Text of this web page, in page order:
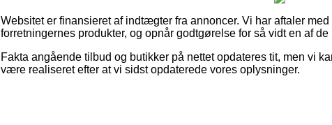
Websitet er finansieret af indtægter fra annoncer. Vi har aftaler
forretningernes produkter, og opnår godtgørelse for så vidt en af
Fakta angående tilbud og butikker på nettet opdateres tit, men vi
være realiseret efter at vi sidst opdaterede vores oplysninger.